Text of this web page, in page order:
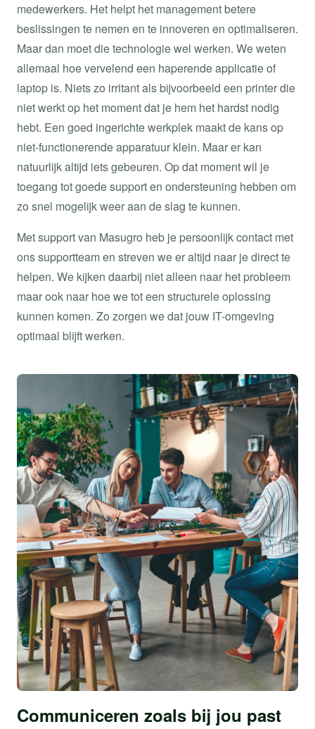
medewerkers. Het helpt het management betere
beslissingen te nemen en te innoveren en optimaliseren.
Maar dan moet die technologie wel werken. We weten
allemaal hoe vervelend een haperende applicatie of
laptop is. Niets zo irritant als bijvoorbeeld een printer die
niet werkt op het moment dat je hem het hardst nodig
hebt. Een goed ingerichte werkplek maakt de kans op
niet-functionerende apparatuur klein. Maar er kan
natuurlijk altijd iets gebeuren. Op dat moment wil je
toegang tot goede support en ondersteuning hebben om
zo snel mogelijk weer aan de slag te kunnen.
Met support van Masugro heb je persoonlijk contact met
ons supportteam en streven we er altijd naar je direct te
helpen. We kijken daarbij niet alleen naar het probleem
maar ook naar hoe we tot een structurele oplossing
kunnen komen. Zo zorgen we dat jouw IT-omgeving
optimaal blijft werken.
Communiceren zoals bij jou past